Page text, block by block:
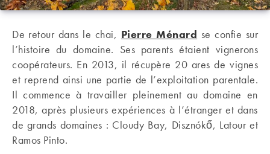
De retour dans le chai, Pierre Ménard se confie sur
l’histoire du domaine. Ses parents étaient vignerons
coopérateurs. En 2013, il récupère 20 ares de vignes
et reprend ainsi une partie de l’exploitation parentale.
Il commence à travailler pleinement au domaine en
2018, après plusieurs expériences à l’étranger et dans
de grands domaines : Cloudy Bay, Disznókő, Latour et
Ramos Pinto.